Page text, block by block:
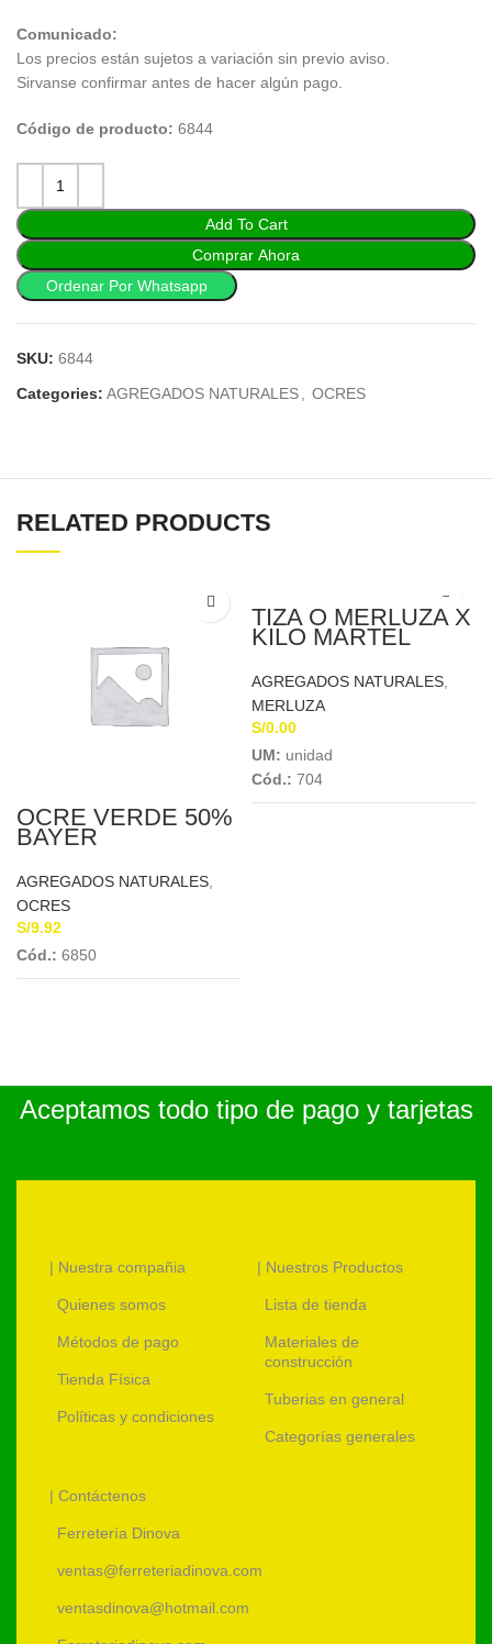
Comunicado:
Los precios están sujetos a variación sin previo aviso.
Sirvanse confirmar antes de hacer algún pago.
Código de producto: 6844
Add To Cart
Comprar Ahora
Ordenar Por Whatsapp
SKU: 6844
Categories: AGREGADOS NATURALES OCRES
RELATED PRODUCTS
OCRE VERDE 50%
BAYER
AGREGADOS NATURALES
OCRES
S/9.92
Cód.: 6850
TIZA O MERLUZA X
KILO MARTEL
AGREGADOS NATURALES
MERLUZA
S/0.00
UM: unidad
Cód.: 704
Aceptamos todo tipo de pago y tarjetas
| Nuestra compañia
Quienes somos
Métodos de pago
Tienda Física
Políticas y condiciones
| Nuestros Productos
Lista de tienda
Materiales de
construcción
Tuberias en general
Categorías generales
| Contáctenos
Ferretería Dinova
ventas@ferreteriadinova.com
ventasdinova@hotmail.com